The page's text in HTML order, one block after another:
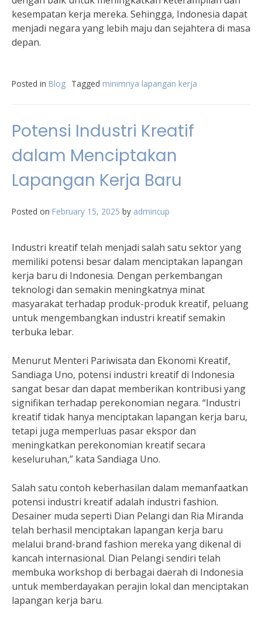
kesempatan kerja mereka. Sehingga, Indonesia dapat
menjadi negara yang lebih maju dan sejahtera di masa
depan.
Posted in Blog Tagged minimnya lapangan kerja
Potensi Industri Kreatif
dalam Menciptakan
Lapangan Kerja Baru
Posted on February 15, 2025 by admincup
Industri kreatif telah menjadi salah satu sektor yang
memiliki potensi besar dalam menciptakan lapangan
kerja baru di Indonesia. Dengan perkembangan
teknologi dan semakin meningkatnya minat
masyarakat terhadap produk-produk kreatif, peluang
untuk mengembangkan industri kreatif semakin
terbuka lebar.
Menurut Menteri Pariwisata dan Ekonomi Kreatif,
Sandiaga Uno, potensi industri kreatif di Indonesia
sangat besar dan dapat memberikan kontribusi yang
signifikan terhadap perekonomian negara. “Industri
kreatif tidak hanya menciptakan lapangan kerja baru,
tetapi juga memperluas pasar ekspor dan
meningkatkan perekonomian kreatif secara
keseluruhan,” kata Sandiaga Uno.
Salah satu contoh keberhasilan dalam memanfaatkan
potensi industri kreatif adalah industri fashion.
Desainer muda seperti Dian Pelangi dan Ria Miranda
telah berhasil menciptakan lapangan kerja baru
melalui brand-brand fashion mereka yang dikenal di
kancah internasional. Dian Pelangi sendiri telah
membuka workshop di berbagai daerah di Indonesia
untuk memberdayakan perajin lokal dan menciptakan
lapangan kerja baru.